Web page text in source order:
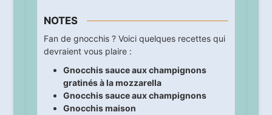
NOTES
Fan de gnocchis ? Voici quelques recettes qui
devraient vous plaire :
Gnocchis sauce aux champignons
gratinés à la mozzarella
Gnocchis sauce aux champignons
Gnocchis maison